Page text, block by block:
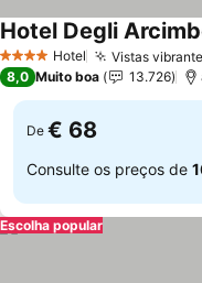
4 EstrelasHotel Vistas
Hotel Degli
8,0 Muito boa 13.726
De € 68
Consulte os preços de
Escolha popular